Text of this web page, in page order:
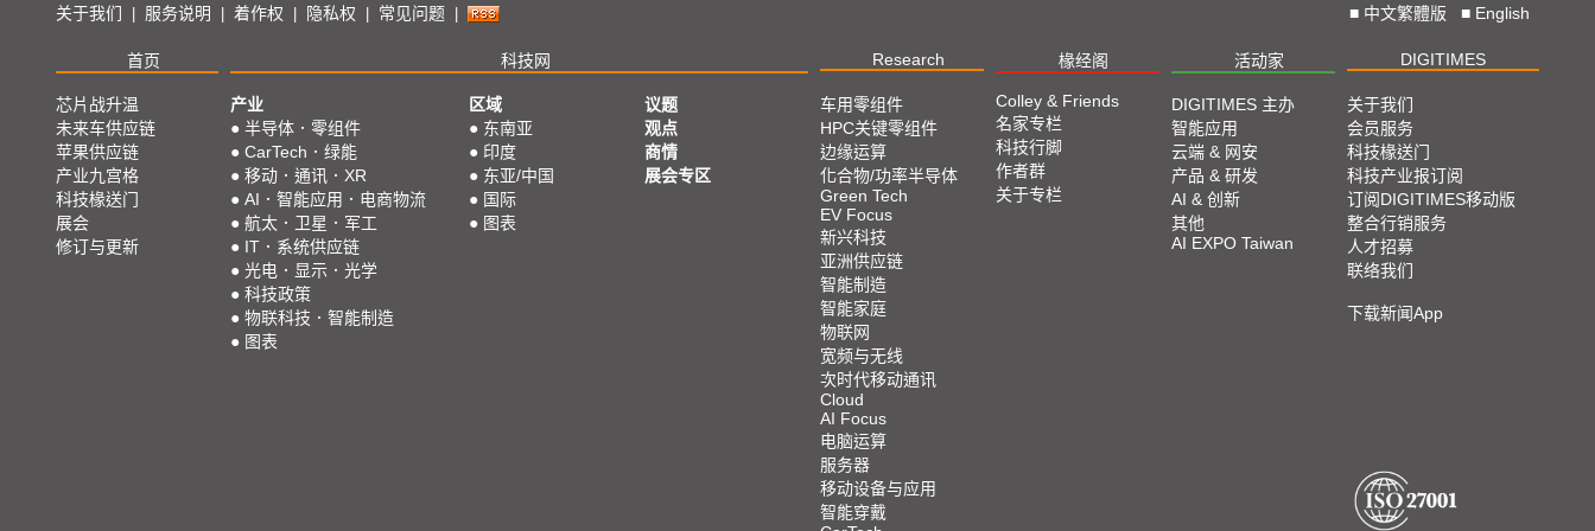
关于我们 服务说明 着作权 隐私权 常见问题 ■ 中文繁體版 ■ English
首页 科技网 Research 椽经阁 活动家 DIGITIMES
芯片战升温
未来车供应链
苹果供应链
产业九宫格
科技椽送门
展会
修订与更新
产业
● 半导体．零组件
● CarTech．绿能
● 移动．通讯．XR
● AI．智能应用．电商物流
● 航太．卫星．军工
● IT．系统供应链
● 光电．显示．光学
● 科技政策
● 物联科技．智能制造
● 图表
区域
● 东南亚
● 印度
● 东亚/中国
● 国际
● 图表
议题
观点
商情
展会专区
车用零组件
HPC关键零组件
边缘运算
化合物/功率半导体
Green Tech
EV Focus
新兴科技
亚洲供应链
智能制造
智能家庭
物联网
宽频与无线
次时代移动通讯
Cloud
AI Focus
电脑运算
服务器
移动设备与应用
智能穿戴
Colley & Friends
名家专栏
科技行脚
作者群
关于专栏
DIGITIMES 主办
智能应用
云端 & 网安
产品 & 研发
AI & 创新
其他
AI EXPO Taiwan
关于我们
会员服务
科技椽送门
科技产业报订阅
订阅DIGITIMES移动版
整合行销服务
人才招募
联络我们
下载新闻App